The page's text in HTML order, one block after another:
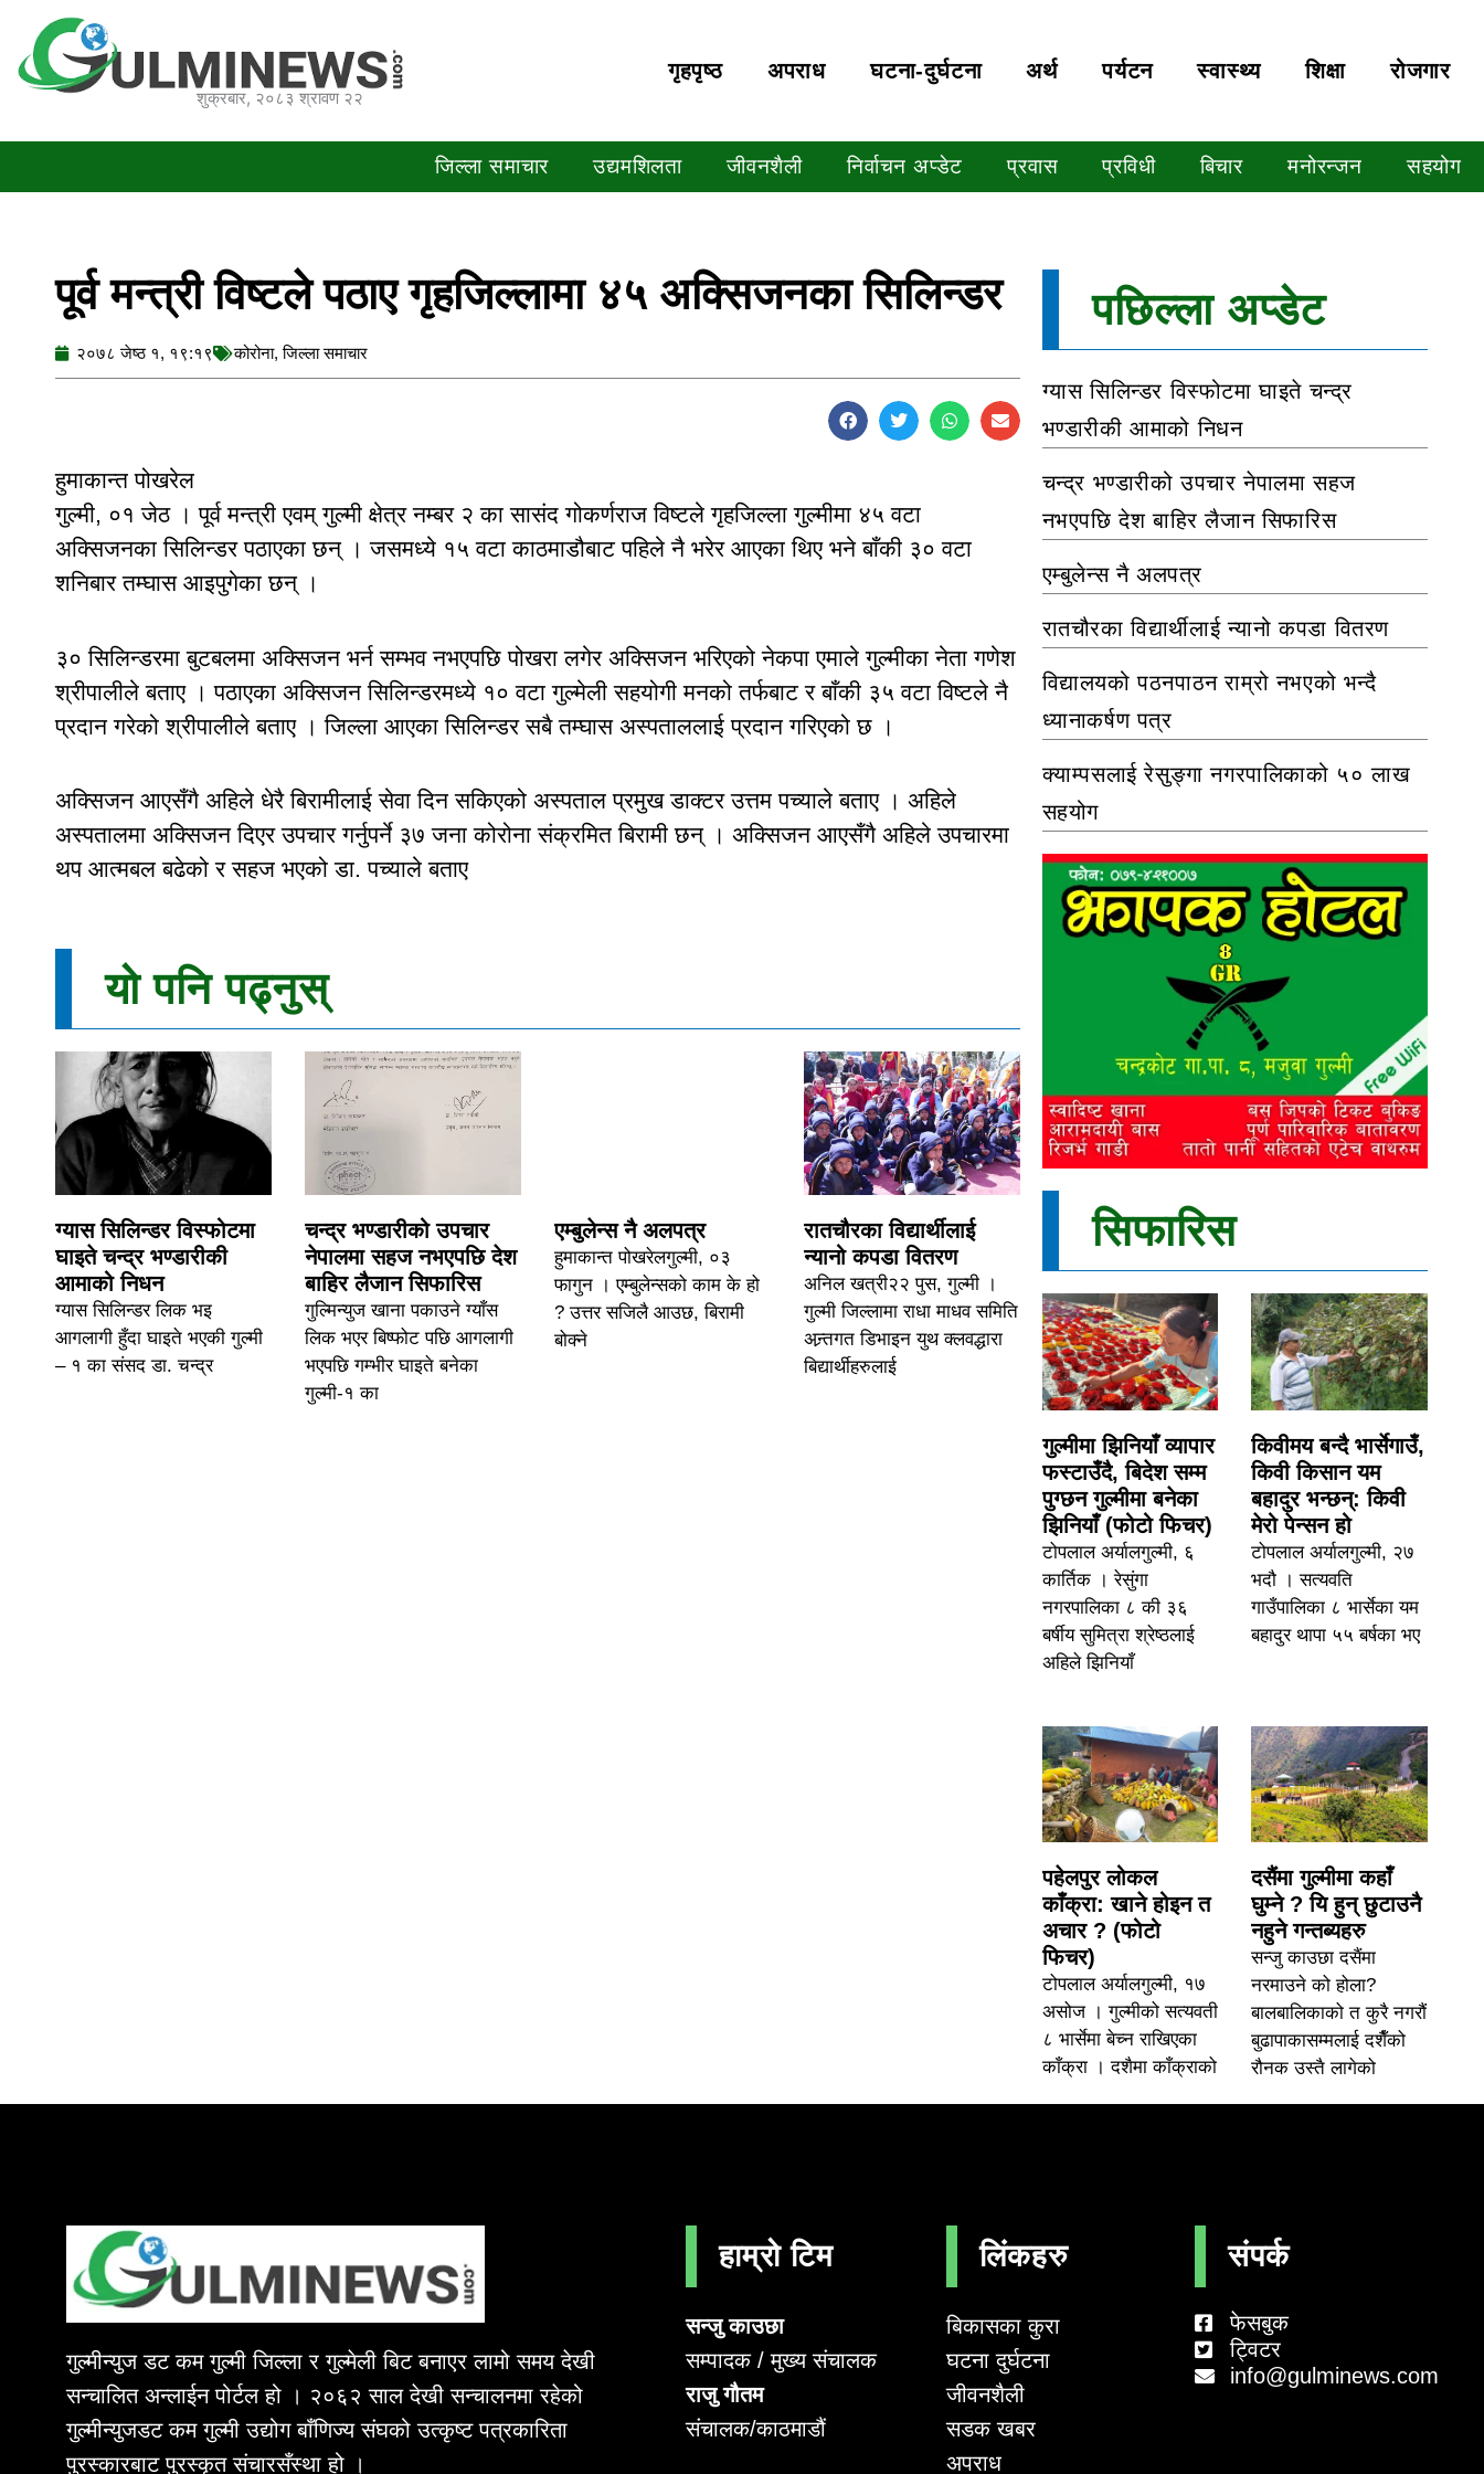
content
शुक्रबार, २०८३ श्रावण २२
गृहपृष्‍ठ अपराध घटना-दुर्घटना अर्थ पर्यटन स्वास्थ्य शिक्षा रोजगार
जिल्ला समाचार उद्यमशिलता जीवनशैली निर्वाचन अप्डेट प्रवास प्रविधी बिचार मनोरन्जन सहयोग
पूर्व मन्त्री विष्टले पठाए गृहजिल्लामा ४५ अक्सिजनका सिलिन्डर
२०७८ जेष्ठ १, १९:१९ कोरोना,जिल्ला समाचार
हुमाकान्त पोखरेल
गुल्मी, ०१ जेठ । पूर्व मन्त्री एवम् गुल्मी क्षेत्र नम्बर २ का सासंद गोकर्णराज विष्टले गृहजिल्ला गुल्मीमा ४५ वटा
अक्सिजनका सिलिन्डर पठाएका छन् । जसमध्ये १५ वटा काठमाडौबाट पहिले नै भरेर आएका थिए भने बाँकी ३० वटा
शनिबार तम्घास आइपुगेका छन् ।
३० सिलिन्डरमा बुटबलमा अक्सिजन भर्न सम्भव नभएपछि पोखरा लगेर अक्सिजन भरिएको नेकपा एमाले गुल्मीका नेता गणेश
श्रीपालीले बताए । पठाएका अक्सिजन सिलिन्डरमध्ये १० वटा गुल्मेली सहयोगी मनको तर्फबाट र बाँकी ३५ वटा विष्टले नै
प्रदान गरेको श्रीपालीले बताए । जिल्ला आएका सिलिन्डर सबै तम्घास अस्पताललाई प्रदान गरिएको छ ।
अक्सिजन आएसँगै अहिले धेरै बिरामीलाई सेवा दिन सकिएको अस्पताल प्रमुख डाक्टर उत्तम पच्याले बताए । अहिले
अस्पतालमा अक्सिजन दिएर उपचार गर्नुपर्ने ३७ जना कोरोना संक्रमित बिरामी छन् । अक्सिजन आएसँगै अहिले उपचारमा
थप आत्मबल बढेको र सहज भएको डा. पच्याले बताए
यो पनि पढ्नुस्
ग्यास सिलिन्डर विस्फोटमा
घाइते चन्द्र भण्डारीकी
आमाको निधन
ग्यास सिलिन्डर लिक भइ
आगलागी हुँदा घाइते भएकी गुल्मी
– १ का संसद डा. चन्द्र
चन्द्र भण्डारीको उपचार
नेपालमा सहज नभएपछि देश
बाहिर लैजान सिफारिस
गुल्मिन्युज खाना पकाउने ग्याँस
लिक भएर बिष्फोट पछि आगलागी
भएपछि गम्भीर घाइते बनेका
गुल्मी-१ का
एम्बुलेन्स नै अलपत्र
हुमाकान्त पोखरेलगुल्मी, ०३
फागुन । एम्बुलेन्सको काम के हो
? उत्तर सजिलै आउछ, बिरामी
बोक्ने
रातचौरका विद्यार्थीलाई
न्यानो कपडा वितरण
अनिल खत्री२२ पुस, गुल्मी ।
गुल्मी जिल्लामा राधा माधव समिति
अन्र्तगत डिभाइन युथ क्लवद्धारा
बिद्यार्थीहरुलाई
पछिल्ला अप्डेट
ग्यास सिलिन्डर विस्फोटमा घाइते चन्द्र
भण्डारीकी आमाको निधन
चन्द्र भण्डारीको उपचार नेपालमा सहज
नभएपछि देश बाहिर लैजान सिफारिस
एम्बुलेन्स नै अलपत्र
रातचौरका विद्यार्थीलाई न्यानो कपडा वितरण
विद्यालयको पठनपाठन राम्रो नभएको भन्दै
ध्यानाकर्षण पत्र
क्याम्पसलाई रेसुङ्गा नगरपालिकाको ५० लाख
सहयोग
सिफारिस
गुल्मीमा झिनियाँ व्यापार
फस्टाउँदै, बिदेश सम्म
पुग्छन गुल्मीमा बनेका
झिनियाँ (फोटो फिचर)
टोपलाल अर्यालगुल्मी, ६
कार्तिक । रेसुंगा
नगरपालिका ८ की ३६
बर्षीय सुमित्रा श्रेष्ठलाई
अहिले झिनियाँ
किवीमय बन्दै भार्सेगाउँ,
किवी किसान यम
बहादुर भन्छन्: किवी
मेरो पेन्सन हो
टोपलाल अर्यालगुल्मी, २७
भदौ । सत्यवति
गाउँपालिका ८ भार्सेका यम
बहादुर थापा ५५ बर्षका भए
पहेलपुर लोकल
काँक्रा: खाने होइन त
अचार ? (फोटो
फिचर)
टोपलाल अर्यालगुल्मी, १७
असोज । गुल्मीको सत्यवती
८ भार्सेमा बेच्न राखिएका
काँक्रा । दशैमा काँक्राको
दसैंमा गुल्मीमा कहाँ
घुम्ने ? यि हुन् छुटाउनै
नहुने गन्तब्यहरु
सन्जु काउछा दसैंमा
नरमाउने को होला?
बालबालिकाको त कुरै नगरौं
बुढापाकासम्मलाई दशैँको
रौनक उस्तै लागेको
गुल्मीन्युज डट कम गुल्मी जिल्ला र गुल्मेली बिट बनाएर लामो समय देखी
सन्चालित अन्लाईन पोर्टल हो । २०६२ साल देखी सन्चालनमा रहेको
गुल्मीन्युजडट कम गुल्मी उद्योग बाँणिज्य संघको उत्कृष्ट पत्रकारिता
पुरस्कारबाट पुरस्कृत संचारसँस्था हो ।
हाम्रो टिम
सन्जु काउछा
सम्पादक / मुख्य संचालक
राजु गौतम
संचालक/काठमाडौं
लिंकहरु
बिकासका कुरा
घटना दुर्घटना
जीवनशैली
सडक खबर
अपराध
संपर्क
फेसबुक
ट्विटर
info@gulminews.com